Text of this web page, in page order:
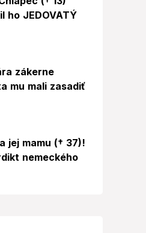
ho JEDOVATÝ
zákerne
mu mali zasadiť
jej mamu († 37)!
nemeckého